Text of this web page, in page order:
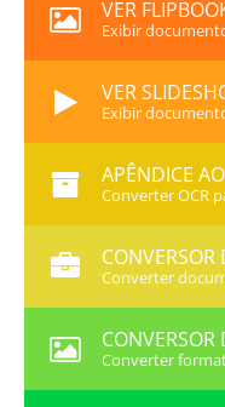
VER
Exibir
VER
Exibir
APÊNDICE
Converter OCR
Converter
CONVERSOR
Converter